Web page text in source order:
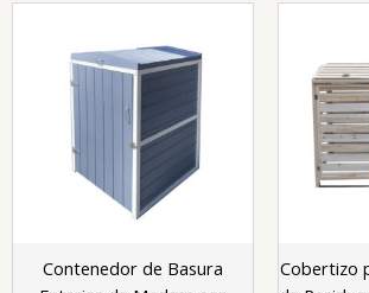
Contenedor de Basura
Cobertizo